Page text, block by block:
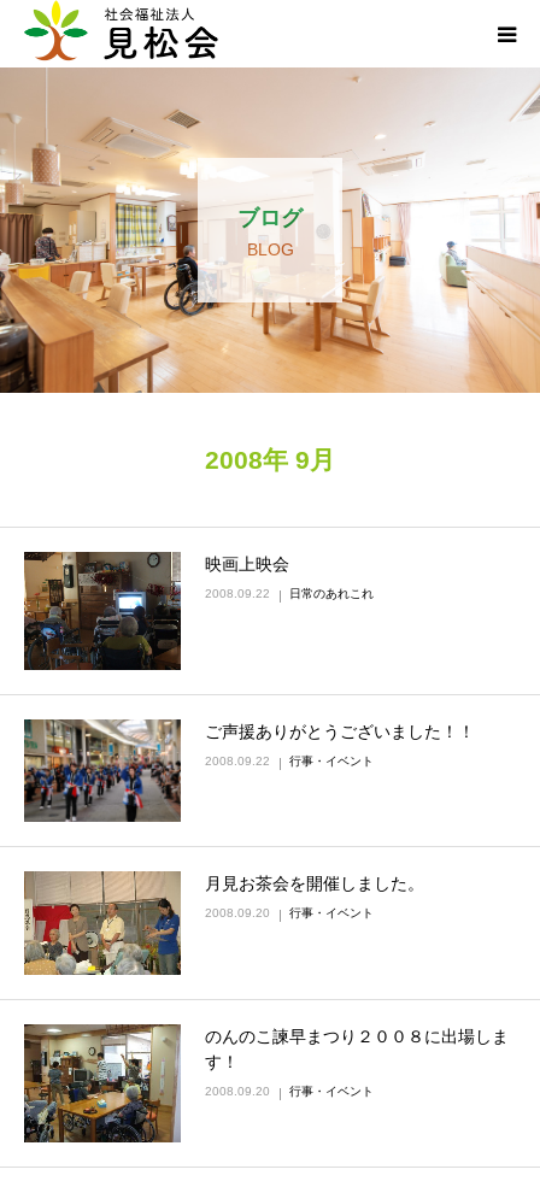
ブログ
BLOG
2008年 9月
映画上映会
2008.09.22 日常のあれこれ
ご声援ありがとうございました！！
2008.09.22 行事・イベント
月見お茶会を開催しました。
2008.09.20 行事・イベント
のんのこ諫早まつり２００８に出場しま
す！
2008.09.20 行事・イベント
施設案内
サービス内容
求人・ボランティア
アクセス